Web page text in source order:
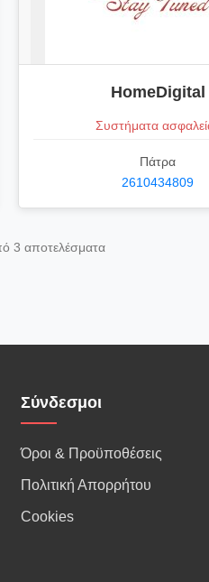
HomeDigital
Συστήματα
Πάτρα
2610434809
3 αποτελέσματα
Σύνδεσμοι
Όροι & Προϋποθέσεις
Πολιτική Απορρήτου
Cookies